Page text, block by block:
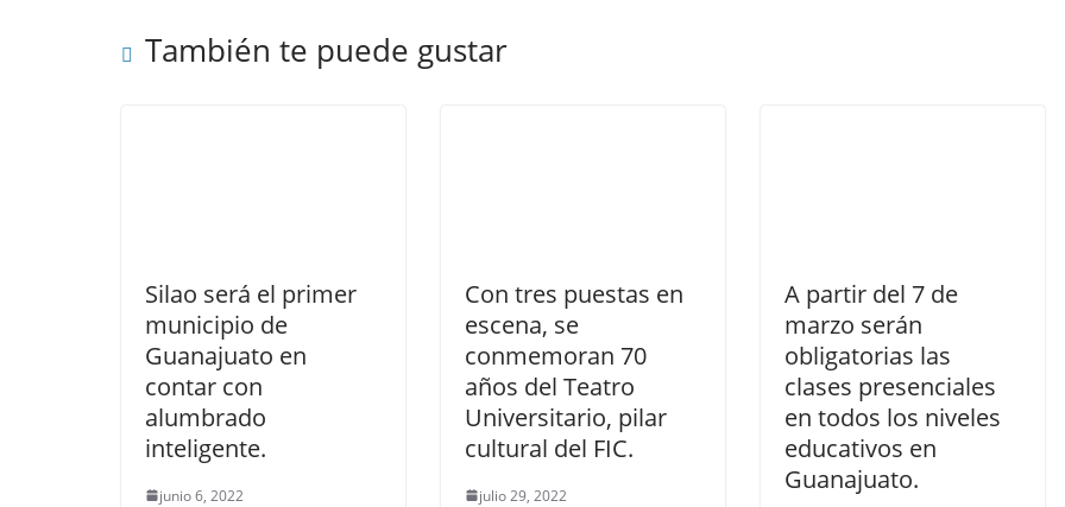
También te puede gustar
Silao será el primer
municipio de
Guanajuato en
contar con
alumbrado
inteligente.
junio 6, 2022
Con tres puestas en
escena, se
conmemoran 70
años del Teatro
Universitario, pilar
cultural del FIC.
julio 29, 2022
A partir del 7 de
marzo serán
obligatorias las
clases presenciales
en todos los niveles
educativos en
Guanajuato.